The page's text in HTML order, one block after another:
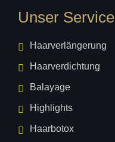
Unser Service
Haarverlängerung
Haarverdichtung
Balayage
Highlights
Haarbotox